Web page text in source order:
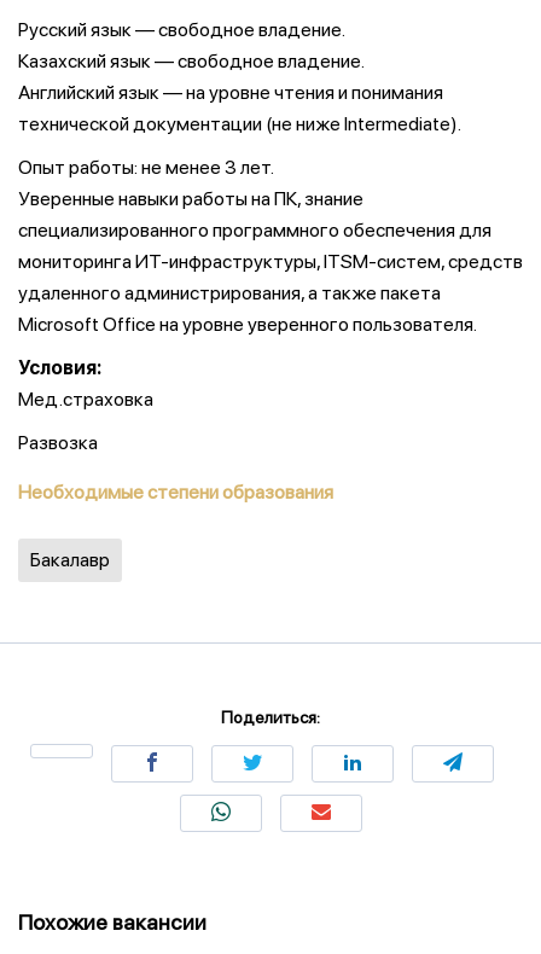
Русский язык — свободное владение.
Казахский язык — свободное владение.
Английский язык — на уровне чтения и понимания
технической документации (не ниже Intermediate).
Опыт работы: не менее 3 лет.
Уверенные навыки работы на ПК, знание
специализированного программного обеспечения для
мониторинга ИТ-инфраструктуры, ITSM-систем, средств
удаленного администрирования, а также пакета
Microsoft Office на уровне уверенного пользователя.
Условия:
Мед.страховка
Развозка
Необходимые степени образования
Бакалавр
Поделиться:
Похожие вакансии